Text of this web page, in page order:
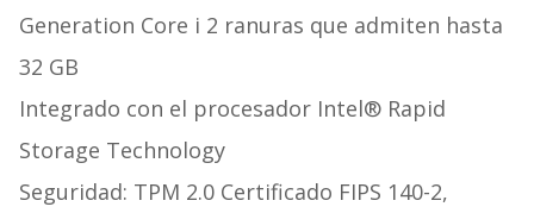
Generation Core i 2 ranuras que admiten hasta
32 GB
Integrado con el procesador Intel® Rapid
Storage Technology
Seguridad: TPM 2.0 Certificado FIPS 140-2,